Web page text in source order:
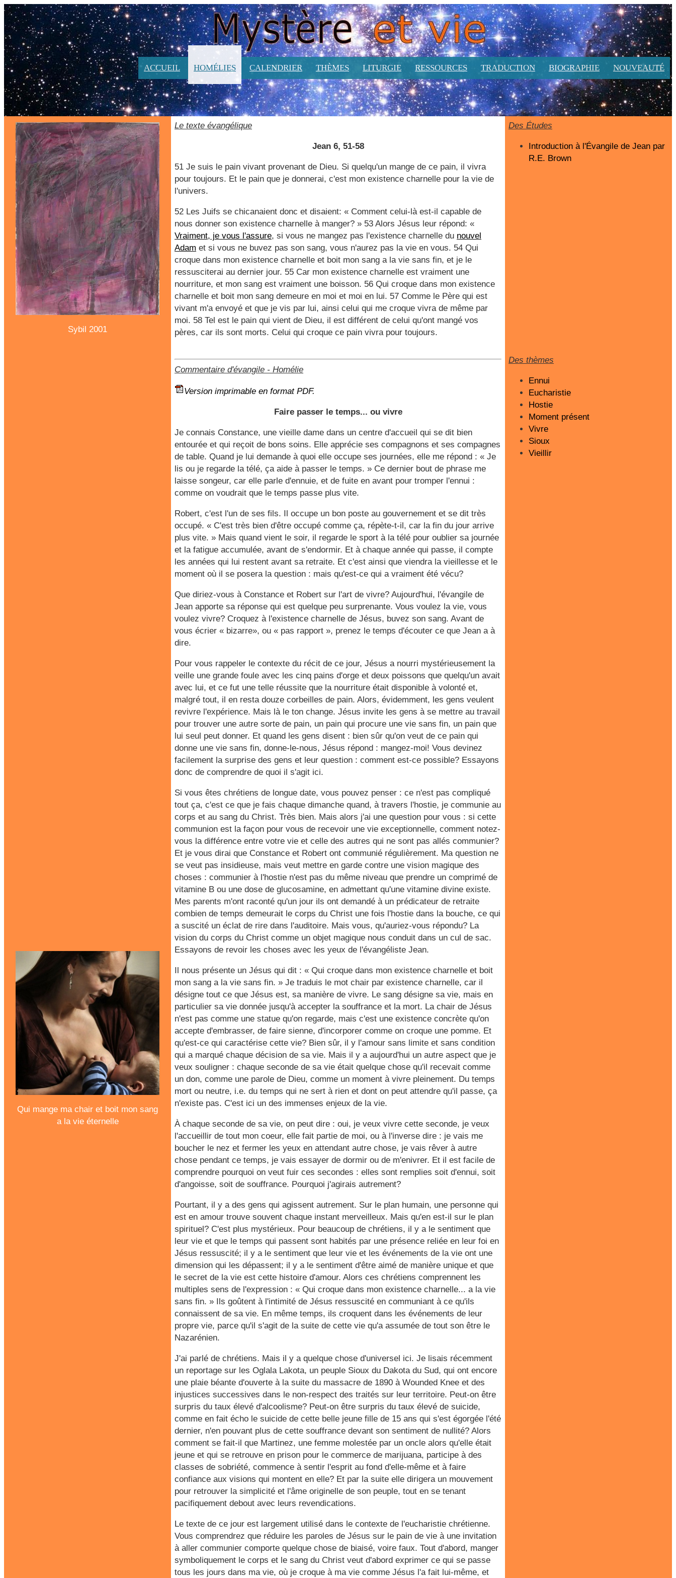
ACCUEIL HOMÉLIES CALENDRIER THÈMES LITURGIE RESSOURCES TRADUCTION BIOGRAPHIE NOUVEAUTÉ
Sybil 2001
Le texte évangélique
Jean 6, 51-58
51 Je suis le pain vivant provenant de Dieu. Si quelqu'un mange de ce pain, il vivra
pour toujours. Et le pain que je donnerai, c'est mon existence charnelle pour la vie de
l'univers.
52 Les Juifs se chicanaient donc et disaient: « Comment celui-là est-il capable de
nous donner son existence charnelle à manger? » 53 Alors Jésus leur répond: «
Vraiment, je vous l'assure, si vous ne mangez pas l'existence charnelle du nouvel
Adam et si vous ne buvez pas son sang, vous n'aurez pas la vie en vous. 54 Qui
croque dans mon existence charnelle et boit mon sang a la vie sans fin, et je le
ressusciterai au dernier jour. 55 Car mon existence charnelle est vraiment une
nourriture, et mon sang est vraiment une boisson. 56 Qui croque dans mon existence
charnelle et boit mon sang demeure en moi et moi en lui. 57 Comme le Père qui est
vivant m'a envoyé et que je vis par lui, ainsi celui qui me croque vivra de même par
moi. 58 Tel est le pain qui vient de Dieu, il est différent de celui qu'ont mangé vos
pères, car ils sont morts. Celui qui croque ce pain vivra pour toujours.
Des Études
Introduction à l'Évangile de Jean par
R.E. Brown
Qui mange ma chair et boit mon sang
a la vie éternelle
Commentaire d'évangile - Homélie
Version imprimable en format PDF.
Faire passer le temps... ou vivre
Je connais Constance, une vieille dame dans un centre d'accueil qui se dit bien
entourée et qui reçoit de bons soins. Elle apprécie ses compagnons et ses compagnes
de table. Quand je lui demande à quoi elle occupe ses journées, elle me répond : « Je
lis ou je regarde la télé, ça aide à passer le temps. » Ce dernier bout de phrase me
laisse songeur, car elle parle d'ennuie, et de fuite en avant pour tromper l'ennui :
comme on voudrait que le temps passe plus vite.
Robert, c'est l'un de ses fils. Il occupe un bon poste au gouvernement et se dit très
occupé. « C'est très bien d'être occupé comme ça, répète-t-il, car la fin du jour arrive
plus vite. » Mais quand vient le soir, il regarde le sport à la télé pour oublier sa journée
et la fatigue accumulée, avant de s'endormir. Et à chaque année qui passe, il compte
les années qui lui restent avant sa retraite. Et c'est ainsi que viendra la vieillesse et le
moment où il se posera la question : mais qu'est-ce qui a vraiment été vécu?
Que diriez-vous à Constance et Robert sur l'art de vivre? Aujourd'hui, l'évangile de
Jean apporte sa réponse qui est quelque peu surprenante. Vous voulez la vie, vous
voulez vivre? Croquez à l'existence charnelle de Jésus, buvez son sang. Avant de
vous écrier « bizarre», ou « pas rapport », prenez le temps d'écouter ce que Jean a à
dire.
Pour vous rappeler le contexte du récit de ce jour, Jésus a nourri mystérieusement la
veille une grande foule avec les cinq pains d'orge et deux poissons que quelqu'un avait
avec lui, et ce fut une telle réussite que la nourriture était disponible à volonté et,
malgré tout, il en resta douze corbeilles de pain. Alors, évidemment, les gens veulent
revivre l'expérience. Mais là le ton change. Jésus invite les gens à se mettre au travail
pour trouver une autre sorte de pain, un pain qui procure une vie sans fin, un pain que
lui seul peut donner. Et quand les gens disent : bien sûr qu'on veut de ce pain qui
donne une vie sans fin, donne-le-nous, Jésus répond : mangez-moi! Vous devinez
facilement la surprise des gens et leur question : comment est-ce possible? Essayons
donc de comprendre de quoi il s'agit ici.
Si vous êtes chrétiens de longue date, vous pouvez penser : ce n'est pas compliqué
tout ça, c'est ce que je fais chaque dimanche quand, à travers l'hostie, je communie au
corps et au sang du Christ. Très bien. Mais alors j'ai une question pour vous : si cette
communion est la façon pour vous de recevoir une vie exceptionnelle, comment notez-
vous la différence entre votre vie et celle des autres qui ne sont pas allés communier?
Et je vous dirai que Constance et Robert ont communié régulièrement. Ma question ne
se veut pas insidieuse, mais veut mettre en garde contre une vision magique des
choses : communier à l'hostie n'est pas du même niveau que prendre un comprimé de
vitamine B ou une dose de glucosamine, en admettant qu'une vitamine divine existe.
Mes parents m'ont raconté qu'un jour ils ont demandé à un prédicateur de retraite
combien de temps demeurait le corps du Christ une fois l'hostie dans la bouche, ce qui
a suscité un éclat de rire dans l'auditoire. Mais vous, qu'auriez-vous répondu? La
vision du corps du Christ comme un objet magique nous conduit dans un cul de sac.
Essayons de revoir les choses avec les yeux de l'évangéliste Jean.
Il nous présente un Jésus qui dit : « Qui croque dans mon existence charnelle et boit
mon sang a la vie sans fin. » Je traduis le mot chair par existence charnelle, car il
désigne tout ce que Jésus est, sa manière de vivre. Le sang désigne sa vie, mais en
particulier sa vie donnée jusqu'à accepter la souffrance et la mort. La chair de Jésus
n'est pas comme une statue qu'on regarde, mais c'est une existence concrète qu'on
accepte d'embrasser, de faire sienne, d'incorporer comme on croque une pomme. Et
qu'est-ce qui caractérise cette vie? Bien sûr, il y l'amour sans limite et sans condition
qui a marqué chaque décision de sa vie. Mais il y a aujourd'hui un autre aspect que je
veux souligner : chaque seconde de sa vie était quelque chose qu'il recevait comme
un don, comme une parole de Dieu, comme un moment à vivre pleinement. Du temps
mort ou neutre, i.e. du temps qui ne sert à rien et dont on peut attendre qu'il passe, ça
n'existe pas. C'est ici un des immenses enjeux de la vie.
À chaque seconde de sa vie, on peut dire : oui, je veux vivre cette seconde, je veux
l'accueillir de tout mon coeur, elle fait partie de moi, ou à l'inverse dire : je vais me
boucher le nez et fermer les yeux en attendant autre chose, je vais rêver à autre
chose pendant ce temps, je vais essayer de dormir ou de m'enivrer. Et il est facile de
comprendre pourquoi on veut fuir ces secondes : elles sont remplies soit d'ennui, soit
d'angoisse, soit de souffrance. Pourquoi j'agirais autrement?
Pourtant, il y a des gens qui agissent autrement. Sur le plan humain, une personne qui
est en amour trouve souvent chaque instant merveilleux. Mais qu'en est-il sur le plan
spirituel? C'est plus mystérieux. Pour beaucoup de chrétiens, il y a le sentiment que
leur vie et que le temps qui passent sont habités par une présence reliée en leur foi en
Jésus ressuscité; il y a le sentiment que leur vie et les événements de la vie ont une
dimension qui les dépassent; il y a le sentiment d'être aimé de manière unique et que
le secret de la vie est cette histoire d'amour. Alors ces chrétiens comprennent les
multiples sens de l'expression : « Qui croque dans mon existence charnelle... a la vie
sans fin. » Ils goûtent à l'intimité de Jésus ressuscité en communiant à ce qu'ils
connaissent de sa vie. En même temps, ils croquent dans les événements de leur
propre vie, parce qu'il s'agit de la suite de cette vie qu'a assumée de tout son être le
Nazarénien.
J'ai parlé de chrétiens. Mais il y a quelque chose d'universel ici. Je lisais récemment
un reportage sur les Oglala Lakota, un peuple Sioux du Dakota du Sud, qui ont encore
une plaie béante d'ouverte à la suite du massacre de 1890 à Wounded Knee et des
injustices successives dans le non-respect des traités sur leur territoire. Peut-on être
surpris du taux élevé d'alcoolisme? Peut-on être surpris du taux élevé de suicide,
comme en fait écho le suicide de cette belle jeune fille de 15 ans qui s'est égorgée l'été
dernier, n'en pouvant plus de cette souffrance devant son sentiment de nullité? Alors
comment se fait-il que Martinez, une femme molestée par un oncle alors qu'elle était
jeune et qui se retrouve en prison pour le commerce de marijuana, participe à des
classes de sobriété, commence à sentir l'esprit au fond d'elle-même et à faire
confiance aux visions qui montent en elle? Et par la suite elle dirigera un mouvement
pour retrouver la simplicité et l'âme originelle de son peuple, tout en se tenant
pacifiquement debout avec leurs revendications.
Le texte de ce jour est largement utilisé dans le contexte de l'eucharistie chrétienne.
Vous comprendrez que réduire les paroles de Jésus sur le pain de vie à une invitation
à aller communier comporte quelque chose de biaisé, voire faux. Tout d'abord, manger
symboliquement le corps et le sang du Christ veut d'abord exprimer ce qui se passe
tous les jours dans ma vie, où je croque à ma vie comme Jésus l'a fait lui-même, et
Des thèmes
Ennui
Eucharistie
Hostie
Moment présent
Vivre
Sioux
Vieillir